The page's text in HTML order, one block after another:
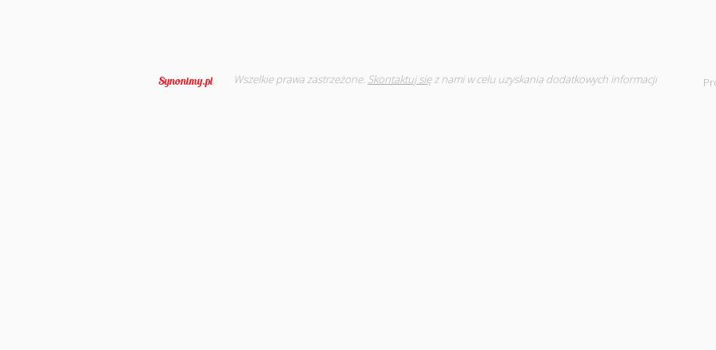
Wszelkie prawa zastrzeżone. Skontaktuj sięz nami w celu uzyskania dodatkowych informacji